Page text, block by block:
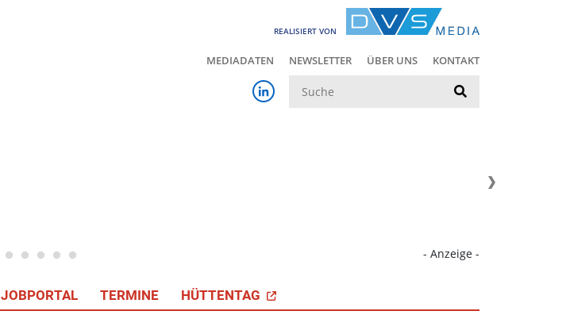
REALISIERT VON
MEDIADATEN NEWSLETTER ÜBER UNS KONTAKT
- Anzeige -
JOBPORTAL TERMINE HÜTTENTAG